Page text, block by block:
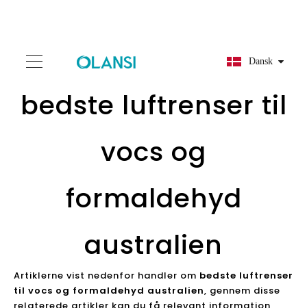
Dansk
bedste luftrenser til
vocs og
formaldehyd
australien
Artiklerne vist nedenfor handler om bedste luftrenser
til vocs og formaldehyd australien, gennem disse